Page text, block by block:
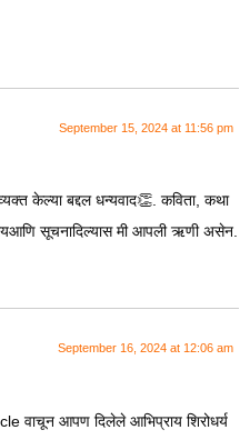
September 15, 2024 at 11:56 pm
केल्या बद्दल धन्यवाद👏. कविता, कथा
सूचनादिल्यास मी आपली ऋणी असेन.
September 16, 2024 at 12:06 am
वाचून आपण दिलेले आभिप्राय शिरोधर्य